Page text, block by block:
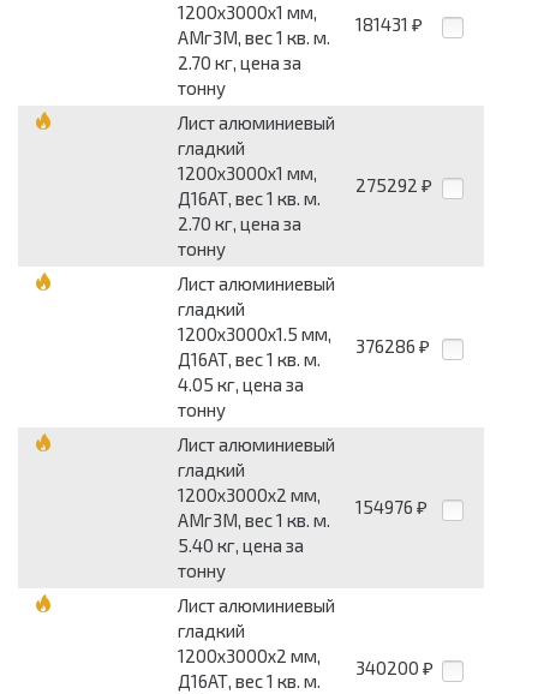
1200x3000x1 мм,
АМг3М, вес 1 кв. м.
2.70 кг, цена за
тонну
181431 ₽
Лист алюминиевый
гладкий
1200x3000x1 мм,
Д16АТ, вес 1 кв. м.
2.70 кг, цена за
тонну
275292 ₽
Лист алюминиевый
гладкий
1200x3000x1.5 мм,
Д16АТ, вес 1 кв. м.
4.05 кг, цена за
тонну
376286 ₽
Лист алюминиевый
гладкий
1200x3000x2 мм,
АМг3М, вес 1 кв. м.
5.40 кг, цена за
тонну
154976 ₽
Лист алюминиевый
гладкий
1200x3000x2 мм,
Д16АТ, вес 1 кв. м.
340200 ₽